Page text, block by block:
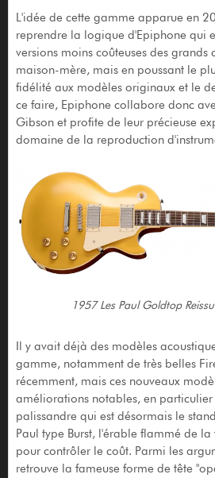
L'idée de cette gamme apparue en
reprendre la logique d'Epiphone qui
versions moins coûteuses des grands
maison-mère, mais en poussant le
fidélité aux modèles originaux et le
ce faire, Epiphone collabore donc
Gibson et profite de leur précieuse
domaine de la reproduction
1957 Les Paul Goldtop
Il y avait déjà des modèles
gamme, notamment de très belles
récemment, mais ces nouveaux
améliorations notables, en
palissandre qui est désormais le
Paul type Burst, l'érable flammé de
pour contrôler le coût. Parmi les
retrouve la fameuse forme de tête